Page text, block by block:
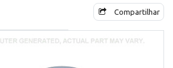
Compartilhar